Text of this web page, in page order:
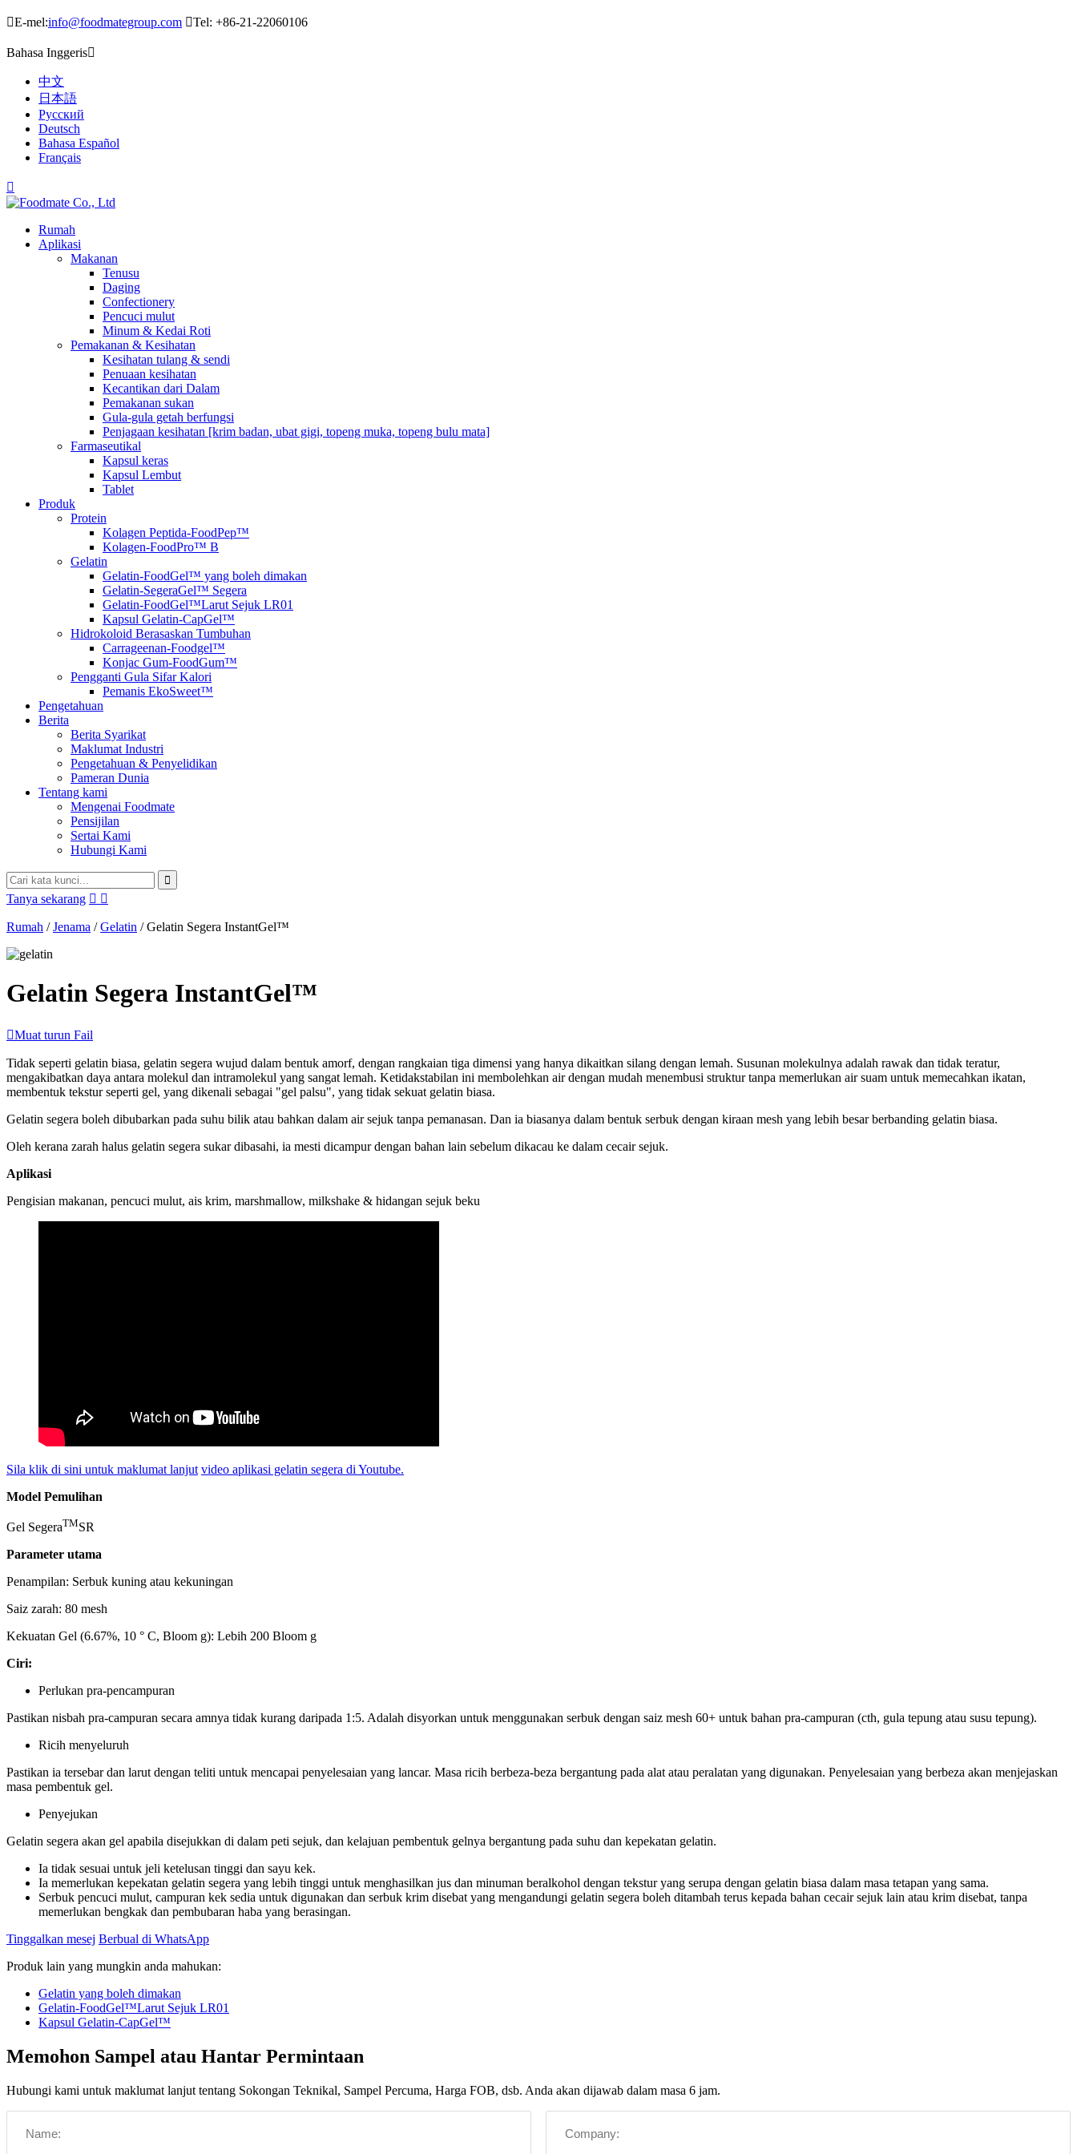
E-mel:info@foodmategroup.com Tel: +86-21-22060106
Bahasa Inggeris
中文
日本語
Русский
Deutsch
Bahasa Español
Français

Rumah
Aplikasi
Makanan
Tenusu
Daging
Confectionery
Pencuci mulut
Minum & Kedai Roti
Pemakanan & Kesihatan
Kesihatan tulang & sendi
Penuaan kesihatan
Kecantikan dari Dalam
Pemakanan sukan
Gula-gula getah berfungsi
Penjagaan kesihatan [krim badan, ubat gigi, topeng muka, topeng bulu mata]
Farmaseutikal
Kapsul keras
Kapsul Lembut
Tablet
Produk
Protein
Kolagen Peptida-FoodPep™
Kolagen-FoodPro™ B
Gelatin
Gelatin-FoodGel™ yang boleh dimakan
Gelatin-SegeraGel™ Segera
Gelatin-FoodGel™Larut Sejuk LR01
Kapsul Gelatin-CapGel™
Hidrokoloid Berasaskan Tumbuhan
Carrageenan-Foodgel™
Konjac Gum-FoodGum™
Pengganti Gula Sifar Kalori
Pemanis EkoSweet™
Pengetahuan
Berita
Berita Syarikat
Maklumat Industri
Pengetahuan & Penyelidikan
Pameran Dunia
Tentang kami
Mengenai Foodmate
Pensijilan
Sertai Kami
Hubungi Kami
Tanya sekarang  
Rumah /Jenama /Gelatin /Gelatin Segera InstantGel™
Gelatin Segera InstantGel™
Muat turun Fail
Tidak seperti gelatin biasa, gelatin segera wujud dalam bentuk amorf, dengan rangkaian tiga dimensi yang hanya dikaitkan silang dengan lemah. Susunan molekulnya adalah rawak dan tidak teratur,
mengakibatkan daya antara molekul dan intramolekul yang sangat lemah. Ketidakstabilan ini membolehkan air dengan mudah menembusi struktur tanpa memerlukan air suam untuk memecahkan ikatan,
membentuk tekstur seperti gel, yang dikenali sebagai "gel palsu", yang tidak sekuat gelatin biasa.
Gelatin segera boleh dibubarkan pada suhu bilik atau bahkan dalam air sejuk tanpa pemanasan. Dan ia biasanya dalam bentuk serbuk dengan kiraan mesh yang lebih besar berbanding gelatin biasa.
Oleh kerana zarah halus gelatin segera sukar dibasahi, ia mesti dicampur dengan bahan lain sebelum dikacau ke dalam cecair sejuk.
Aplikasi
Pengisian makanan, pencuci mulut, ais krim, marshmallow, milkshake & hidangan sejuk beku
Sila klik di sini untuk maklumat lanjut video aplikasi gelatin segera di Youtube.
Model Pemulihan
Gel SegeraTMSR
Parameter utama
Penampilan: Serbuk kuning atau kekuningan
Saiz zarah: 80 mesh
Kekuatan Gel (6.67%, 10 ° C, Bloom g): Lebih 200 Bloom g
Ciri:
Perlukan pra-pencampuran
Pastikan nisbah pra-campuran secara amnya tidak kurang daripada 1:5. Adalah disyorkan untuk menggunakan serbuk dengan saiz mesh 60+ untuk bahan pra-campuran (cth, gula tepung atau susu tepung).
Ricih menyeluruh
Pastikan ia tersebar dan larut dengan teliti untuk mencapai penyelesaian yang lancar. Masa ricih berbeza-beza bergantung pada alat atau peralatan yang digunakan. Penyelesaian yang berbeza akan menjejaskan
masa pembentuk gel.
Penyejukan
Gelatin segera akan gel apabila disejukkan di dalam peti sejuk, dan kelajuan pembentuk gelnya bergantung pada suhu dan kepekatan gelatin.
Ia tidak sesuai untuk jeli ketelusan tinggi dan sayu kek.
Ia memerlukan kepekatan gelatin segera yang lebih tinggi untuk menghasilkan jus dan minuman beralkohol dengan tekstur yang serupa dengan gelatin biasa dalam masa tetapan yang sama.
Serbuk pencuci mulut, campuran kek sedia untuk digunakan dan serbuk krim disebat yang mengandungi gelatin segera boleh ditambah terus kepada bahan cecair sejuk lain atau krim disebat, tanpa
memerlukan bengkak dan pembubaran haba yang berasingan.
Tinggalkan mesej Berbual di WhatsApp
Produk lain yang mungkin anda mahukan:
Gelatin yang boleh dimakan
Gelatin-FoodGel™Larut Sejuk LR01
Kapsul Gelatin-CapGel™
Memohon Sampel atau Hantar Permintaan
Hubungi kami untuk maklumat lanjut tentang Sokongan Teknikal, Sampel Percuma, Harga FOB, dsb. Anda akan dijawab dalam masa 6 jam.